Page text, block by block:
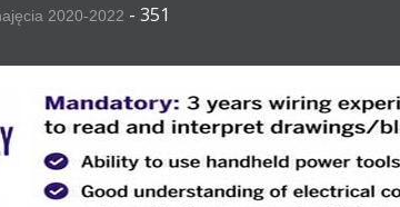
2020-2022 - 351